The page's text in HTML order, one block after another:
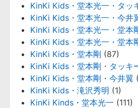
KinKi Kids・堂本光一・タッ
KinKi Kids・堂本光一・今井
KinKi Kids・堂本光一・堂本
KinKi Kids・堂本光一・堂本
KinKi Kids・堂本剛 (87)
KinKi Kids・堂本剛・タッキ
KinKi Kids・堂本剛・今井翼
KinKi Kids・滝沢秀明 (1)
KinKi Kinds・堂本光一 (111)